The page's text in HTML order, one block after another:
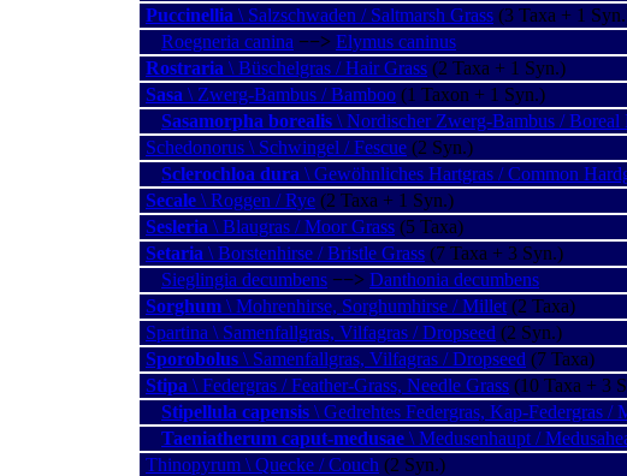
Puccinellia \ Salzschwaden / Saltmarsh Grass (3 Taxa + 1
Roegneria canina −−> Elymus caninus
Rostraria \ Büschelgras / Hair Grass (2 Taxa + 1 Syn.)
Sasa \ Zwerg-Bambus / Bamboo (1 Taxon + 1 Syn.)
Sasamorpha borealis \ Nordischer Zwerg-Bambus / Boreal
Schedonorus \ Schwingel / Fescue (2 Syn.)
Sclerochloa dura \ Gewöhnliches Hartgras / Common
Secale \ Roggen / Rye (2 Taxa + 1 Syn.)
Sesleria \ Blaugras / Moor Grass (5 Taxa)
Setaria \ Borstenhirse / Bristle Grass (7 Taxa + 3 Syn.)
Sieglingia decumbens −−> Danthonia decumbens
Sorghum \ Mohrenhirse, Sorghumhirse / Millet (2 Taxa)
Spartina \ Samenfallgras, Vilfagras / Dropseed (2 Syn.)
Sporobolus \ Samenfallgras, Vilfagras / Dropseed (7 Taxa)
Stipa \ Federgras / Feather-Grass, Needle Grass (10 Taxa + 3
Stipellula capensis \ Gedrehtes Federgras, Kap-Federgras /
Taeniatherum caput-medusae \ Medusenhaupt /
Thinopyrum \ Quecke / Couch (2 Syn.)